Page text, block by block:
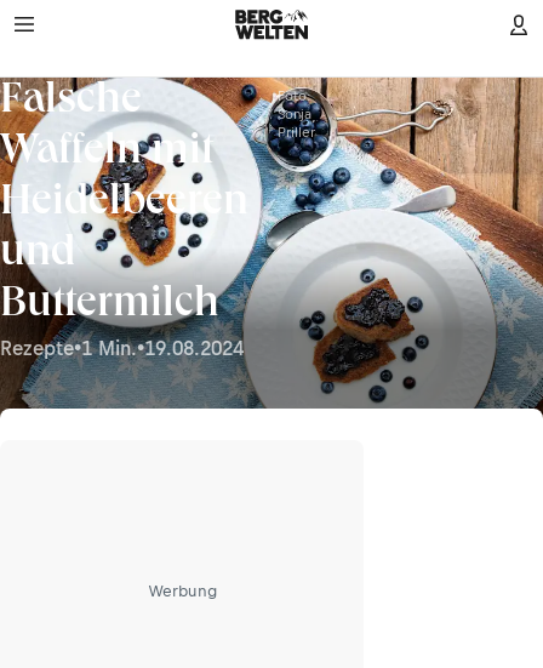
Falsche
Waffeln mit
Heidelbeeren
und
Buttermilch
Rezepte•1 Min.•19.08.2024
Foto:
Sonja
Priller
Werbung